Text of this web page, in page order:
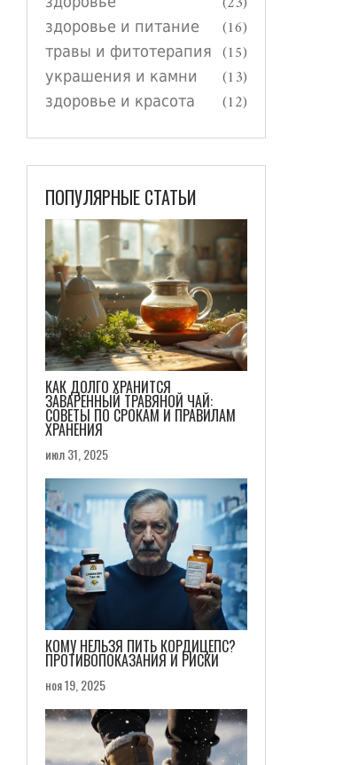
здоровье и питание (16)
травы и фитотерапия (15)
украшения и камни (13)
здоровье и красота (12)
ПОПУЛЯРНЫЕ СТАТЬИ
КАК ДОЛГО ХРАНИТСЯ
ЗАВАРЕННЫЙ ТРАВЯНОЙ ЧАЙ:
СОВЕТЫ ПО СРОКАМ И ПРАВИЛАМ
ХРАНЕНИЯ
июл 31, 2025
КОМУ НЕЛЬЗЯ ПИТЬ КОРДИЦЕПС?
ПРОТИВОПОКАЗАНИЯ И РИСКИ
ноя 19, 2025